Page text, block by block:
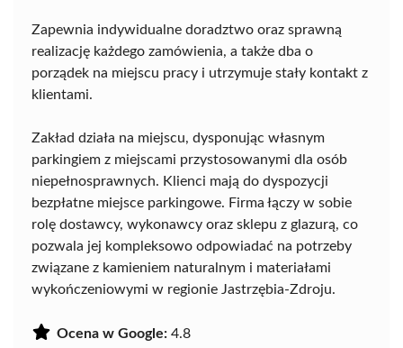
Zapewnia indywidualne doradztwo oraz sprawną
realizację każdego zamówienia, a także dba o
porządek na miejscu pracy i utrzymuje stały kontakt z
klientami.
Zakład działa na miejscu, dysponując własnym
parkingiem z miejscami przystosowanymi dla osób
niepełnosprawnych. Klienci mają do dyspozycji
bezpłatne miejsce parkingowe. Firma łączy w sobie
rolę dostawcy, wykonawcy oraz sklepu z glazurą, co
pozwala jej kompleksowo odpowiadać na potrzeby
związane z kamieniem naturalnym i materiałami
wykończeniowymi w regionie Jastrzębia-Zdroju.
Ocena w Google: 4.8